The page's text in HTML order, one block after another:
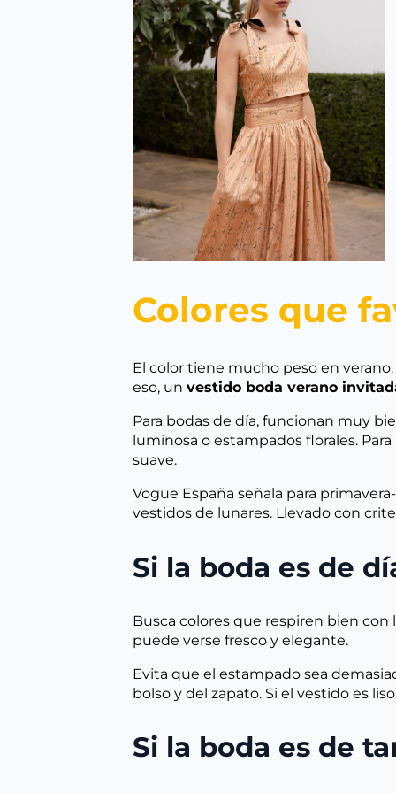
Colores que
El color tiene mucho peso en
eso, un vestido boda verano
Para bodas de día, funcionan muy
luminosa o estampados florales.
suave.
Vogue España señala para
vestidos de lunares. Llevado con
Si la boda es de
Busca colores que respiren bien con
puede verse fresco y elegante.
Evita que el estampado sea
bolso y del zapato. Si el vestido es
Si la boda es de